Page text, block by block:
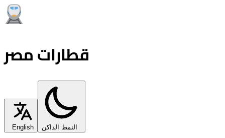
قطارات مصر
English النمط الداكن